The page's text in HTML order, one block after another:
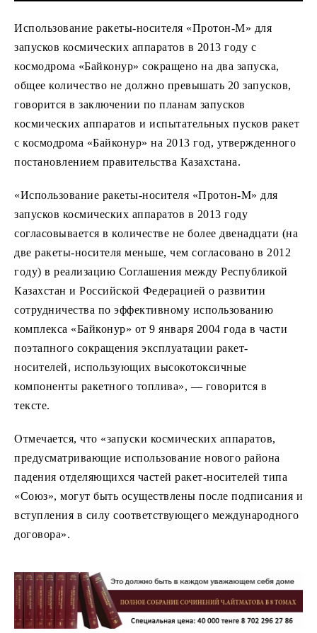
Использование ракеты-носителя «Протон-М» для
запусков космических аппаратов в 2013 году с
космодрома «Байконур» сокращено на два запуска,
общее количество не должно превышать 20 запусков,
говорится в заключении по планам запусков
космических аппаратов и испытательных пусков ракет
с космодрома «Байконур» на 2013 год, утвержденного
постановлением правительства Казахстана.
«Использование ракеты-носителя «Протон-М» для
запусков космических аппаратов в 2013 году
согласовывается в количестве не более двенадцати (на
две ракеты-носителя меньше, чем согласовано в 2012
году) в реализацию Соглашения между Республикой
Казахстан и Российской Федерацией о развитии
сотрудничества по эффективному использованию
комплекса «Байконур» от 9 января 2004 года в части
поэтапного сокращения эксплуатации ракет-
носителей, использующих высокотоксичные
компоненты ракетного топлива», — говорится в
тексте.
Отмечается, что «запуски космических аппаратов,
предусматривающие использование нового района
падения отделяющихся частей ракет-носителей типа
«Союз», могут быть осуществлены после подписания и
вступления в силу соответствующего международного
договора».